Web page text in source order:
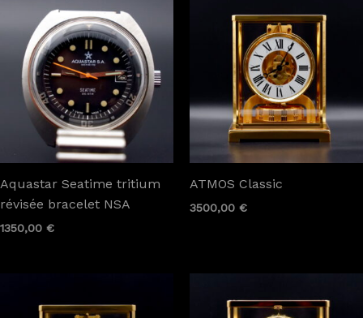
Aquastar Seatime tritium
révisée bracelet NSA
1350,00 €
ATMOS Classic
3500,00 €